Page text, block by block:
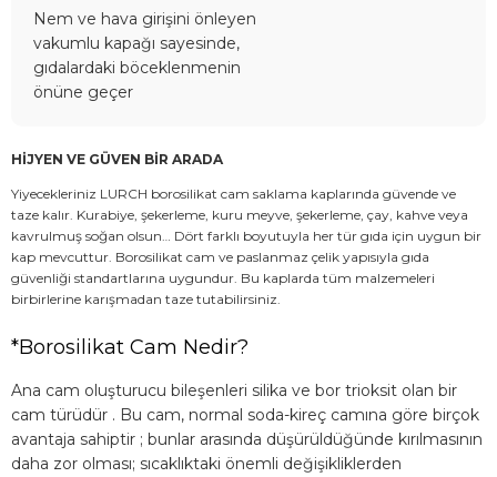
Nem ve hava girişini önleyen
vakumlu kapağı sayesinde,
gıdalardaki böceklenmenin
önüne geçer
HİJYEN VE GÜVEN BİR ARADA
Yiyecekleriniz LURCH borosilikat cam saklama kaplarında güvende ve
taze kalır. Kurabiye, şekerleme, kuru meyve, şekerleme, çay, kahve veya
kavrulmuş soğan olsun… Dört farklı boyutuyla her tür gıda için uygun bir
kap mevcuttur. Borosilikat cam ve paslanmaz çelik yapısıyla gıda
güvenliği standartlarına uygundur. Bu kaplarda tüm malzemeleri
birbirlerine karışmadan taze tutabilirsiniz.
*Borosilikat Cam Nedir?
Ana cam oluşturucu bileşenleri silika ve bor trioksit olan bir
cam türüdür . Bu cam, normal soda-kireç camına göre birçok
avantaja sahiptir ; bunlar arasında düşürüldüğünde kırılmasının
daha zor olması; sıcaklıktaki önemli değişikliklerden